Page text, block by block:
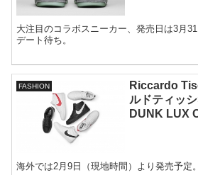
大注目のコラボスニーカー、発売日は3月
デート待ち。
FASHION
Riccardo
ルドティッ
DUNK LUX
海外では2月9日（現地時間）より発売予定。